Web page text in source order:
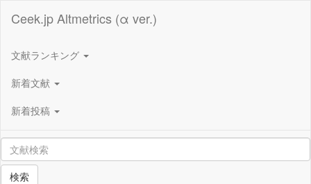
Ceek.jp Altmetrics (α ver.)
文献ランキング
新着文献
新着投稿
検索